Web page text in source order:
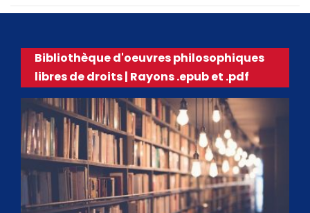
Bibliothèque d'oeuvres philosophiques
libres de droits | Rayons .epub et .pdf